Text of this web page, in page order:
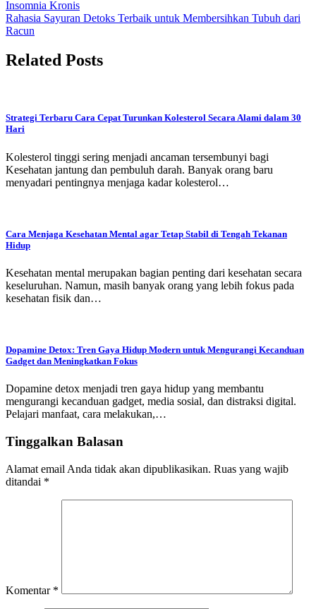
pos
Insomnia Kronis
Rahasia Sayuran Detoks Terbaik untuk Membersihkan Tubuh dari
Racun
Related Posts
Strategi Terbaru Cara Cepat Turunkan Kolesterol Secara Alami dalam 30
Hari
Kolesterol tinggi sering menjadi ancaman tersembunyi bagi
Kesehatan jantung dan pembuluh darah. Banyak orang baru
menyadari pentingnya menjaga kadar kolesterol…
Cara Menjaga Kesehatan Mental agar Tetap Stabil di Tengah Tekanan
Hidup
Kesehatan mental merupakan bagian penting dari kesehatan secara
keseluruhan. Namun, masih banyak orang yang lebih fokus pada
kesehatan fisik dan…
Dopamine Detox: Tren Gaya Hidup Modern untuk Mengurangi Kecanduan
Gadget dan Meningkatkan Fokus
Dopamine detox menjadi tren gaya hidup yang membantu
mengurangi kecanduan gadget, media sosial, dan distraksi digital.
Pelajari manfaat, cara melakukan,…
Tinggalkan Balasan
Alamat email Anda tidak akan dipublikasikan. Ruas yang wajib
ditandai *
Komentar *